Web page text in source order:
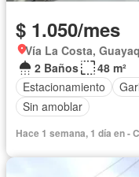
$ 1.050/mes
Vía La Costa,
2 Baños
48 m²
Estacionamiento
Sin amoblar
Hace 1 semana, 1 día en -